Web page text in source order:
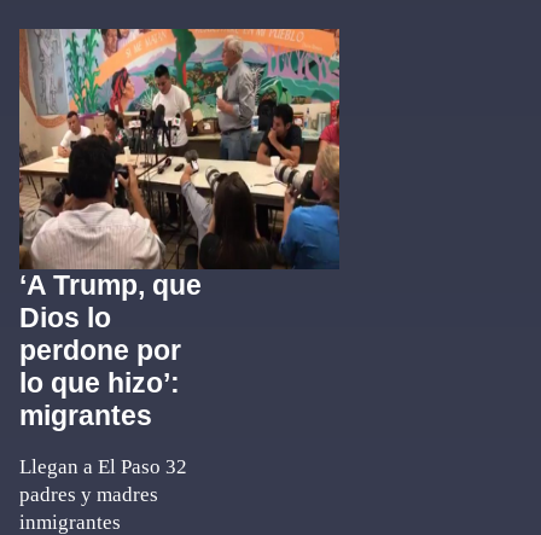
‘A Trump, que
Dios lo
perdone por
lo que hizo’:
migrantes
Llegan a El Paso 32
padres y madres
inmigrantes